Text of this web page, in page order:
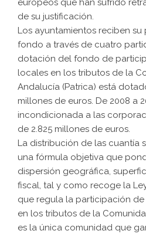
europeos que han sufrido
de su justificación.
Los ayuntamientos reciben
fondo a través de cuatro
dotación del fondo de
locales en los tributos de la
Andalucía (Patrica) está
millones de euros. De 2008 a
incondicionada a las
de 2.825 millones de euros.
La distribución de las cuantía
una fórmula objetiva que
dispersión geográfica,
fiscal, tal y como recoge la
que regula la participación
en los tributos de la
es la única comunidad que